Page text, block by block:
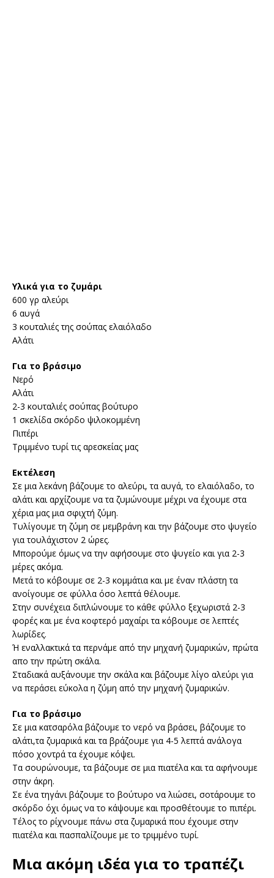
Υλικά για το ζυμάρι
600 γρ αλεύρι
6 αυγά
3 κουταλιές της σούπας ελαιόλαδο
Αλάτι
Για το βράσιμο
Νερό
Αλάτι
2-3 κουταλιές σούπας βούτυρο
1 σκελίδα σκόρδο ψιλοκομμένη
Πιπέρι
Τριμμένο τυρί τις αρεσκείας μας
Εκτέλεση
Σε μια λεκάνη βάζουμε το αλεύρι, τα αυγά, το ελαιόλαδο, το
αλάτι και αρχίζουμε να τα ζυμώνουμε μέχρι να έχουμε στα
χέρια μας μια σφιχτή ζύμη.
Τυλίγουμε τη ζύμη σε μεμβράνη και την βάζουμε στο ψυγείο
για τουλάχιστον 2 ώρες.
Μπορούμε όμως να την αφήσουμε στο ψυγείο και για 2-3
μέρες ακόμα.
Μετά το κόβουμε σε 2-3 κομμάτια και με έναν πλάστη τα
ανοίγουμε σε φύλλα όσο λεπτά θέλουμε.
Στην συνέχεια διπλώνουμε το κάθε φύλλο ξεχωριστά 2-3
φορές και με ένα κοφτερό μαχαίρι τα κόβουμε σε λεπτές
λωρίδες.
Ή εναλλακτικά τα περνάμε από την μηχανή ζυμαρικών, πρώτα
απο την πρώτη σκάλα.
Σταδιακά αυξάνουμε την σκάλα και βάζουμε λίγο αλεύρι για
να περάσει εύκολα η ζύμη από την μηχανή ζυμαρικών.
Για το βράσιμο
Σε μια κατσαρόλα βάζουμε το νερό να βράσει, βάζουμε το
αλάτι,τα ζυμαρικά και τα βράζουμε για 4-5 λεπτά ανάλογα
πόσο χοντρά τα έχουμε κόψει.
Τα σουρώνουμε, τα βάζουμε σε μια πιατέλα και τα αφήνουμε
στην άκρη.
Σε ένα τηγάνι βάζουμε το βούτυρο να λιώσει, σοτάρουμε το
σκόρδο όχι όμως να το κάψουμε και προσθέτουμε το πιπέρι.
Τέλος το ρίχνουμε πάνω στα ζυμαρικά που έχουμε στην
πιατέλα και πασπαλίζουμε με το τριμμένο τυρί.
Μια ακόμη ιδέα για το τραπέζι